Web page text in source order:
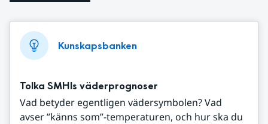
Kunskapsbanken
Tolka SMHIs väderprognoser
Vad betyder egentligen vädersymbolen? Vad
avser ”känns som”-temperaturen, och hur ska du